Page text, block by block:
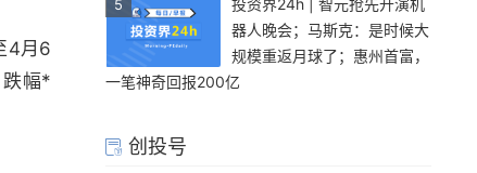
4月6
跌幅*
5
投资界24h | 智元抢先开演机
器人晚会；马斯克：是时候大
规模重返月球了；惠州首富，
一笔神奇回报200亿
创投号